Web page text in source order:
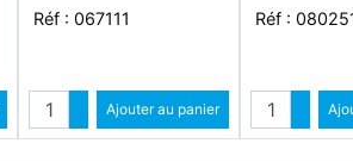
Réf : 067111
Quantité
Augmenter quantité
Diminuer quantité
Ajouter au panier
Réf :